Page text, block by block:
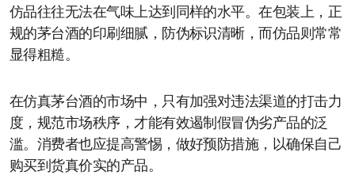
仿品往往无法在气味上达到同样的水平。在包装上，正
规的茅台酒的印刷细腻，防伪标识清晰，而仿品则常常
显得粗糙。
在仿真茅台酒的市场中，只有加强对违法渠道的打击力
度，规范市场秩序，才能有效遏制假冒伪劣产品的泛
滥。消费者也应提高警惕，做好预防措施，以确保自己
购买到货真价实的产品。